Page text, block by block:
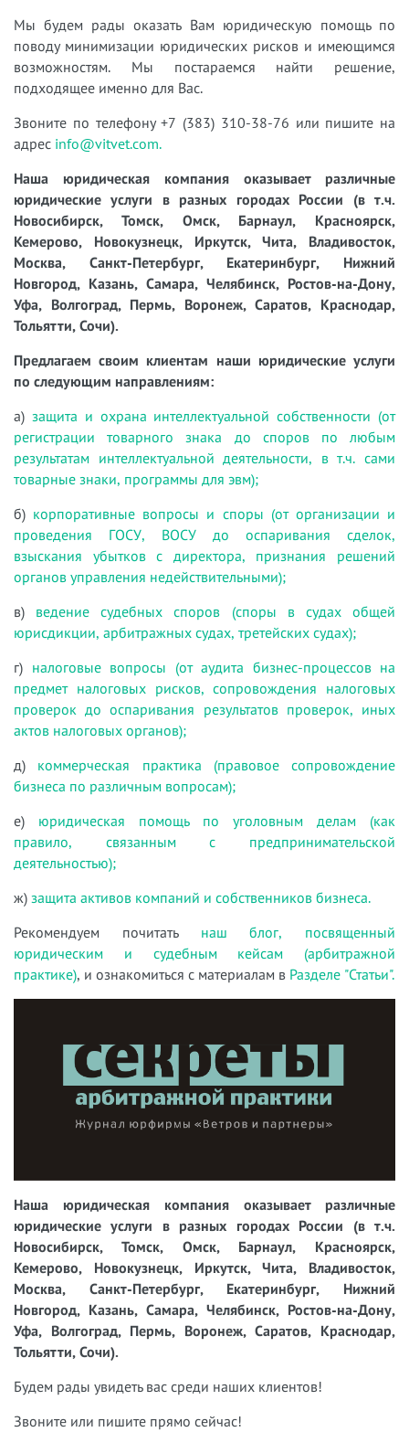
Мы будем рады оказать Вам юридическую помощь по
поводу минимизации юридических рисков и имеющимся
возможностям. Мы постараемся найти решение,
подходящее именно для Вас.
Звоните по телефону +7 (383) 310-38-76 или пишите на
адрес info@vitvet.com.
Наша юридическая компания оказывает различные
юридические услуги в разных городах России (в т.ч.
Новосибирск, Томск, Омск, Барнаул, Красноярск,
Кемерово, Новокузнецк, Иркутск, Чита, Владивосток,
Москва, Санкт-Петербург, Екатеринбург, Нижний
Новгород, Казань, Самара, Челябинск, Ростов-на-Дону,
Уфа, Волгоград, Пермь, Воронеж, Саратов, Краснодар,
Тольятти, Сочи).
Предлагаем своим клиентам наши юридические услуги
по следующим направлениям:
а) защита и охрана интеллектуальной собственности (от
регистрации товарного знака до споров по любым
результатам интеллектуальной деятельности, в т.ч. сами
товарные знаки, программы для эвм);
б) корпоративные вопросы и споры (от организации и
проведения ГОСУ, ВОСУ до оспаривания сделок,
взыскания убытков с директора, признания решений
органов управления недействительными);
в) ведение судебных споров (споры в судах общей
юрисдикции, арбитражных судах, третейских судах);
г) налоговые вопросы (от аудита бизнес-процессов на
предмет налоговых рисков, сопровождения налоговых
проверок до оспаривания результатов проверок, иных
актов налоговых органов);
д) коммерческая практика (правовое сопровождение
бизнеса по различным вопросам);
е) юридическая помощь по уголовным делам (как
правило, связанным с предпринимательской
деятельностью);
ж) защита активов компаний и собственников бизнеса.
Рекомендуем почитать наш блог, посвященный
юридическим и судебным кейсам (арбитражной
практике), и ознакомиться с материалам в Разделе "Статьи".
Наша юридическая компания оказывает различные
юридические услуги в разных городах России (в т.ч.
Новосибирск, Томск, Омск, Барнаул, Красноярск,
Кемерово, Новокузнецк, Иркутск, Чита, Владивосток,
Москва, Санкт-Петербург, Екатеринбург, Нижний
Новгород, Казань, Самара, Челябинск, Ростов-на-Дону,
Уфа, Волгоград, Пермь, Воронеж, Саратов, Краснодар,
Тольятти, Сочи).
Будем рады увидеть вас среди наших клиентов!
Звоните или пишите прямо сейчас!